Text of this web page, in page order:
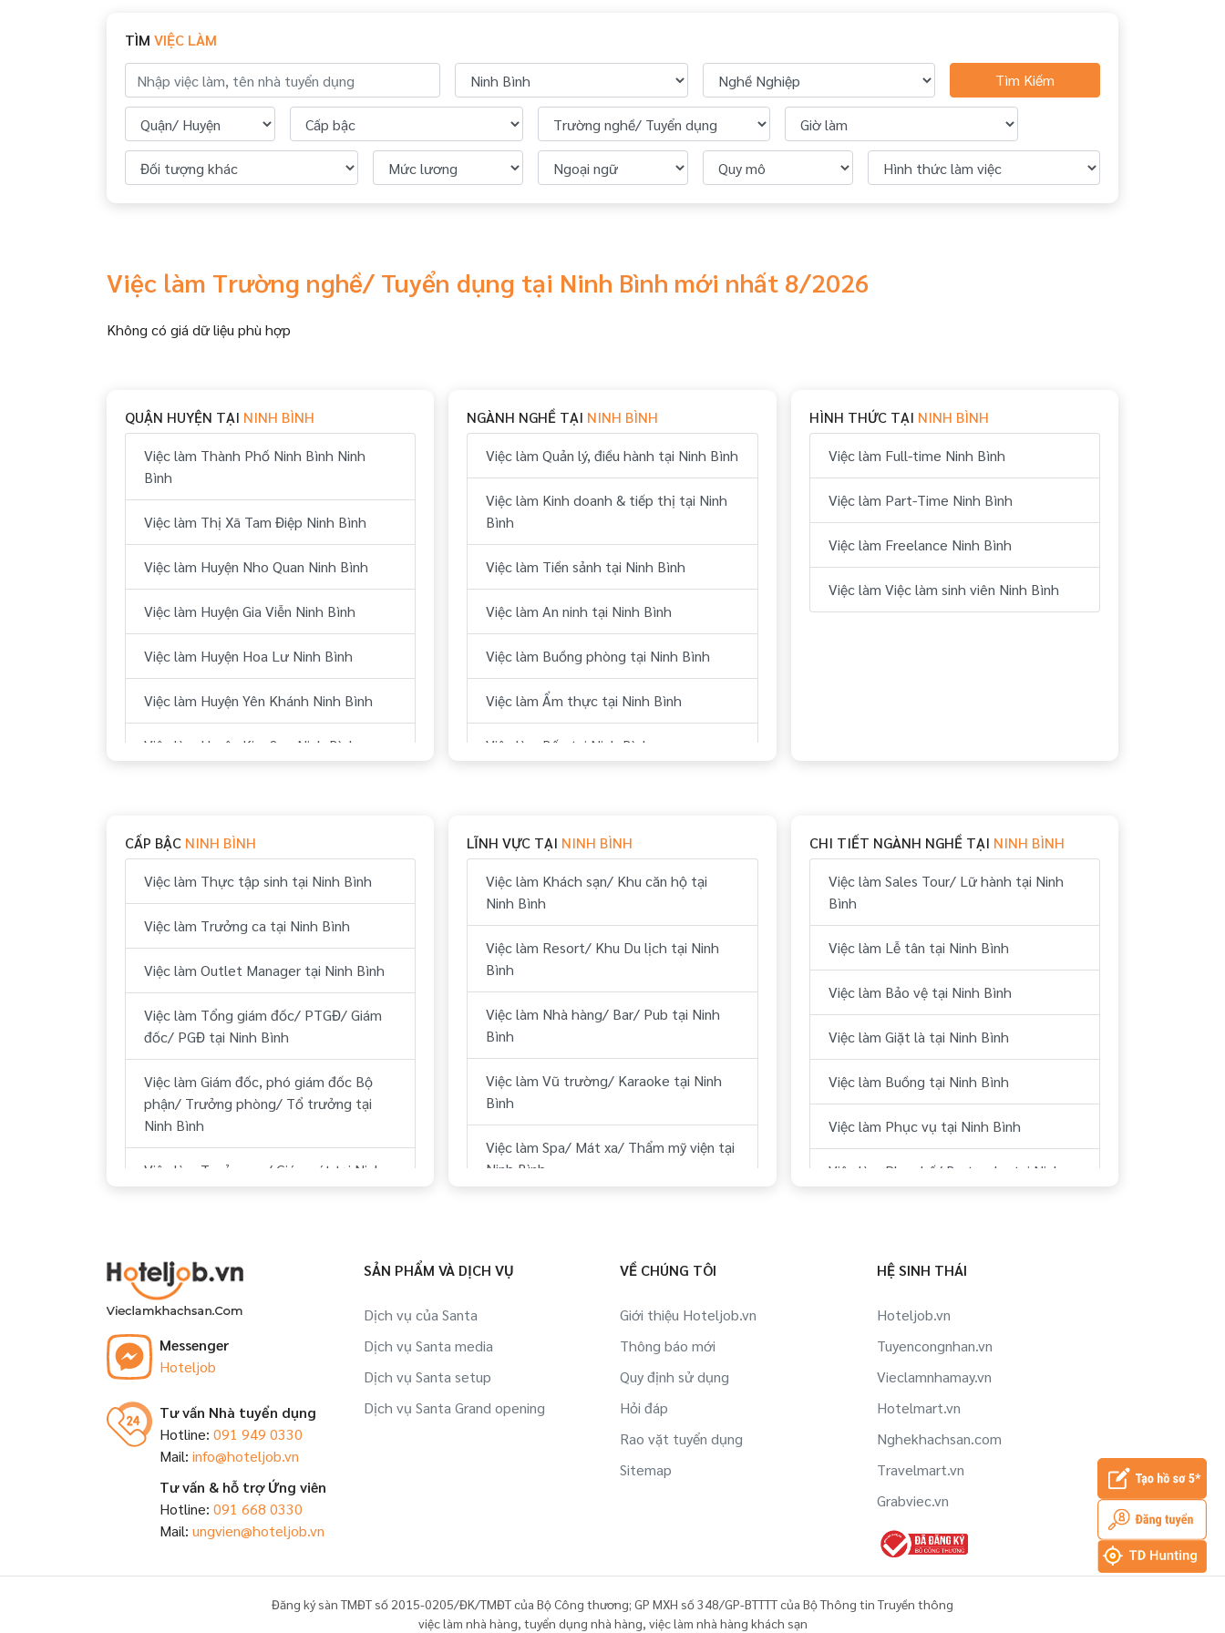
TÌM VIỆC LÀM
Tìm Kiếm
Việc làm Trường nghề/ Tuyển dụng tại Ninh Bình mới nhất 8/2026
Không có giá dữ liệu phù hợp
QUẬN HUYỆN TẠI NINH BÌNH
Việc làm Thành Phố Ninh Bình Ninh
Bình
Việc làm Thị Xã Tam Điệp Ninh Bình
Việc làm Huyện Nho Quan Ninh Bình
Việc làm Huyện Gia Viễn Ninh Bình
Việc làm Huyện Hoa Lư Ninh Bình
Việc làm Huyện Yên Khánh Ninh Bình
Việc làm Huyện Kim Sơn Ninh Bình
NGÀNH NGHỀ TẠI NINH BÌNH
Việc làm Quản lý, điều hành tại Ninh Bình
Việc làm Kinh doanh & tiếp thị tại Ninh
Bình
Việc làm Tiền sảnh tại Ninh Bình
Việc làm An ninh tại Ninh Bình
Việc làm Buồng phòng tại Ninh Bình
Việc làm Ẩm thực tại Ninh Bình
Việc làm Bếp tại Ninh Bình
Việc làm Vui chơi & giải trí tại Ninh Bình
Việc làm Hành chính, nhân sự tại Ninh
Bình
Việc làm Tài chính, kế toán tại Ninh Bình
Việc làm Kỹ thuật tại Ninh Bình
Việc làm Lái xe tại Ninh Bình
Việc làm Lữ hành/ Du lịch (HDV, ĐH
Tour...) tại Ninh Bình
Việc làm Y tế tại Ninh Bình
Việc làm IT tại Ninh Bình
Việc làm Bán hàng online tại Ninh Bình
Việc làm Khác tại Ninh Bình
HÌNH THỨC TẠI NINH BÌNH
Việc làm Full-time Ninh Bình
Việc làm Part-Time Ninh Bình
Việc làm Freelance Ninh Bình
Việc làm Việc làm sinh viên Ninh Bình
CẤP BẬC NINH BÌNH
Việc làm Thực tập sinh tại Ninh Bình
Việc làm Trưởng ca tại Ninh Bình
Việc làm Outlet Manager tại Ninh Bình
Việc làm Tổng giám đốc/ PTGĐ/ Giám
đốc/ PGĐ tại Ninh Bình
Việc làm Giám đốc, phó giám đốc Bộ
phận/ Trưởng phòng/ Tổ trưởng tại
Ninh Bình
Việc làm Trưởng ca/ Giám sát tại Ninh
Việc làm Đào tạo viên tại Ninh Bình
Việc làm Trợ lý, thư ký tại Ninh Bình
Việc làm Nhân viên tại Ninh Bình
LĨNH VỰC TẠI NINH BÌNH
Việc làm Khách sạn/ Khu căn hộ tại
Ninh Bình
Việc làm Resort/ Khu Du lịch tại Ninh
Bình
Việc làm Nhà hàng/ Bar/ Pub tại Ninh
Bình
Việc làm Vũ trường/ Karaoke tại Ninh
Bình
Việc làm Spa/ Mát xa/ Thẩm mỹ viện tại
Ninh Bình
Việc làm Thể hình/ phòng tập tại Ninh
Bình
Việc làm Công ty Du lịch, lữ hành,
phòng vé tại Ninh Bình
Việc làm Hàng không/ Sân bay tại Ninh
Bình
CHI TIẾT NGÀNH NGHỀ TẠI NINH BÌNH
Việc làm Sales Tour/ Lữ hành tại Ninh
Bình
Việc làm Lễ tân tại Ninh Bình
Việc làm Bảo vệ tại Ninh Bình
Việc làm Giặt là tại Ninh Bình
Việc làm Buồng tại Ninh Bình
Việc làm Phục vụ tại Ninh Bình
Việc làm Pha chế/ Bartender tại Ninh
Việc làm Kế toán tại Ninh Bình
Messenger
Hoteljob
Tư vấn Nhà tuyển dụng
Hotline: 091 949 0330
Mail: info@hoteljob.vn
Tư vấn & hỗ trợ Ứng viên
Hotline: 091 668 0330
Mail: ungvien@hoteljob.vn
SẢN PHẨM VÀ DỊCH VỤ
Dịch vụ của Santa
Dịch vụ Santa media
Dịch vụ Santa setup
Dịch vụ Santa Grand opening
VỀ CHÚNG TÔI
Giới thiệu Hoteljob.vn
Thông báo mới
Quy định sử dụng
Hỏi đáp
Rao vặt tuyển dụng
Sitemap
HỆ SINH THÁI
Hoteljob.vn
Tuyencongnhan.vn
Vieclamnhamay.vn
Hotelmart.vn
Nghekhachsan.com
Travelmart.vn
Grabviec.vn
Đăng ký sàn TMĐT số 2015-0205/ĐK/TMĐT của Bộ Công thương; GP MXH số 348/GP-BTTTT của Bộ Thông tin Truyền thông
việc làm nhà hàng, tuyển dụng nhà hàng, việc làm nhà hàng khách sạn